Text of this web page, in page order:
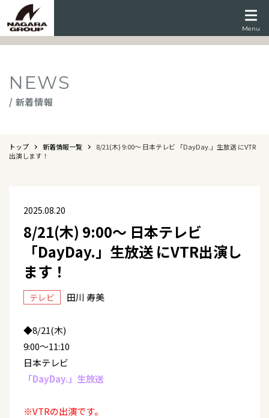
Menu
NEWS
/ 新着情報
トップ 新着情報一覧
8/21(木) 9:00～ 日本テレビ 「DayDay.」生放送 にVTR
出演します！
2025.08.20
8/21(木) 9:00～ 日本テレビ
「DayDay.」生放送 にVTR出演し
ます！
テレビ 田川 寿美
◆8/21(木)
9:00～11:10
日本テレビ
「DayDay.」生放送
※VTRの出演です。